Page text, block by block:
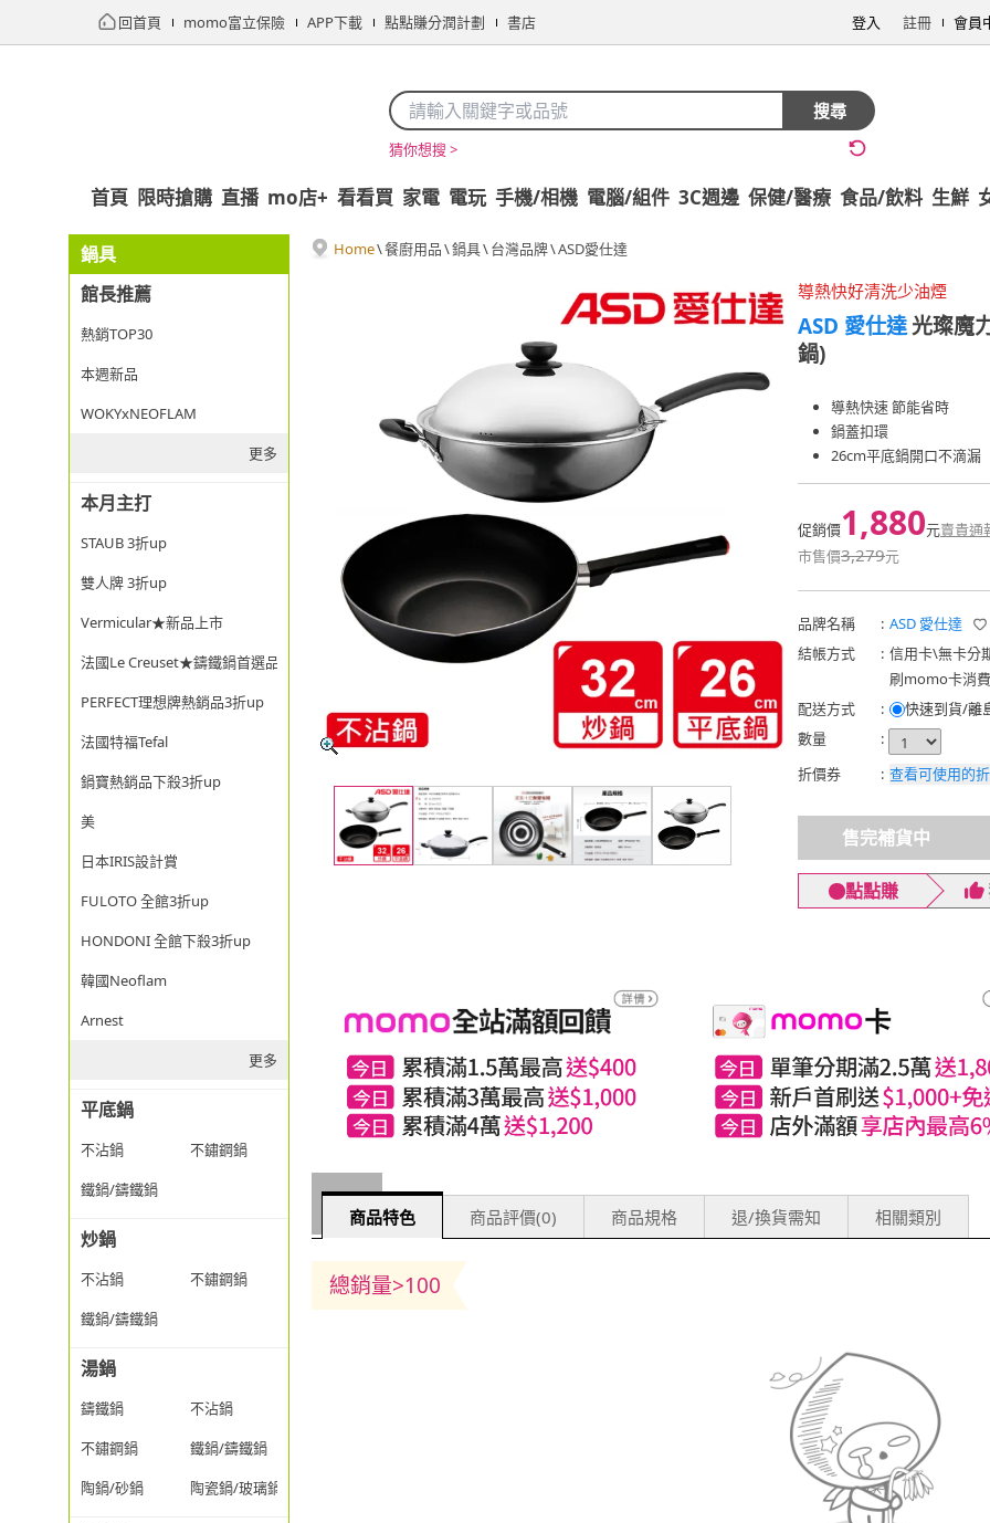
回首頁 momo富立保險 APP下載 點點賺分潤計劃 書店 登入 註冊 會員
搜尋
猜你想搜 >
首頁 限時搶購 直播 mo店+ 看看買 家電 電玩 手機/相機 電腦/組件 3C週邊 保健/醫療 食品/飲料 生鮮
鍋具
館長推薦
熱銷TOP30
本週新品
WOKYxNEOFLAM
更多
本月主打
STAUB 3折up
雙人牌 3折up
Vermicular★新品上市
法國Le Creuset★鑄鐵鍋首選品牌
PERFECT理想牌熱銷品3折up
法國特福Tefal
鍋寶熱銷品下殺3折up
美
日本IRIS設計賞
FULOTO 全館3折up
HONDONI 全館下殺3折up
韓國Neoflam
Arnest
更多
平底鍋
不沾鍋
不鏽鋼鍋
鐵鍋/鑄鐵鍋
炒鍋
不沾鍋
不鏽鋼鍋
鐵鍋/鑄鐵鍋
湯鍋
鑄鐵鍋
不沾鍋
不鏽鋼鍋
鐵鍋/鑄鐵鍋
陶鍋/砂鍋
陶瓷鍋/玻璃鍋/透明鍋
Home\餐廚用品\鍋具\台灣品牌\ASD愛仕達
導熱快好清洗少油煙
ASD 愛仕達光璨魔
鍋)
導熱快速 節能省時
鍋蓋扣環
26cm平底鍋開口不滴漏
促銷價1,880元賣貴通
市售價3,279元
品牌名稱 : ASD 愛仕達
結帳方式
: 信用卡\無卡分
刷momo卡消
配送方式
: 快速到貨/離
數量
:
折價券
: 查看可使用的
售完補貨中
點點賺
商品特色 商品評價(0) 商品規格 退/換貨需知 相關類別
總銷量>100